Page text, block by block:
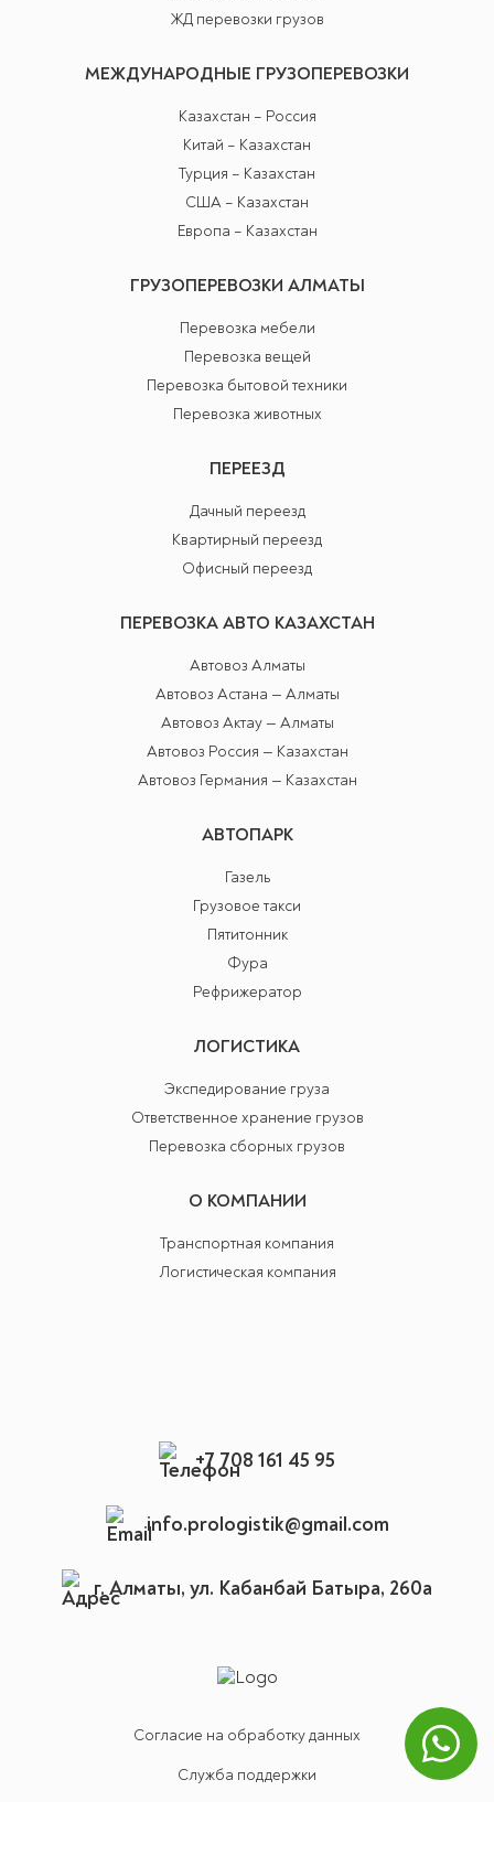
ЖД перевозки грузов
МЕЖДУНАРОДНЫЕ ГРУЗОПЕРЕВОЗКИ
Казахстан – Россия
Китай – Казахстан
Турция – Казахстан
США – Казахстан
Европа – Казахстан
ГРУЗОПЕРЕВОЗКИ АЛМАТЫ
Перевозка мебели
Перевозка вещей
Перевозка бытовой техники
Перевозка животных
ПЕРЕЕЗД
Дачный переезд
Квартирный переезд
Офисный переезд
ПЕРЕВОЗКА АВТО КАЗАХСТАН
Автовоз Алматы
Автовоз Астана — Алматы
Автовоз Актау — Алматы
Автовоз Россия — Казахстан
Автовоз Германия — Казахстан
АВТОПАРК
Газель
Грузовое такси
Пятитонник
Фура
Рефрижератор
ЛОГИСТИКА
Экспедирование груза
Ответственное хранение грузов
Перевозка сборных грузов
О КОМПАНИИ
Транспортная компания
Логистическая компания
+7 708 161 45 95
info.prologistik@gmail.com
г. Алматы, ул. Кабанбай Батыра, 260а
Согласие на обработку данных
Служба поддержки